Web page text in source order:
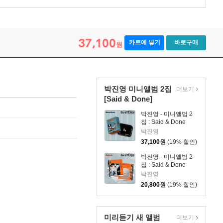
37,100원 카트에 넣기 바로구매
박진영 미니앨범 2집
[Said & Done]
박진영 - 미니앨범 2
집 : Said & Done
[Memory Box ver.]
박진영
37,100원 (19% 할인)
박진영 - 미니앨범 2
집 : Said & Done
[Archive ver.]
박진영
20,800원 (19% 할인)
더보기
미리듣기 새 앨범 더보기